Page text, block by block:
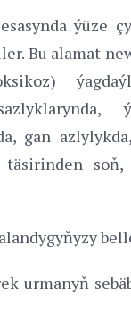
ýüze
Bu alamat
gan
urmanyň